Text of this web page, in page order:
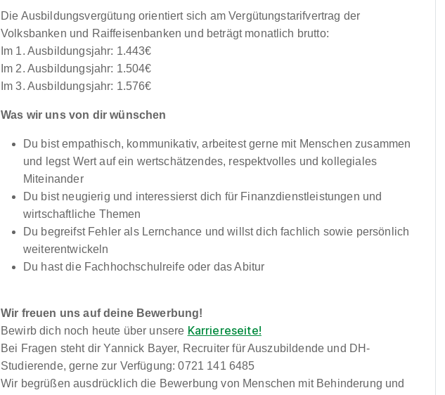
Die Ausbildungsvergütung orientiert sich am Vergütungstarifvertrag der
Volksbanken und Raiffeisenbanken und beträgt monatlich brutto:
Im 1. Ausbildungsjahr: 1.443€
Im 2. Ausbildungsjahr: 1.504€
Im 3. Ausbildungsjahr: 1.576€
Was wir uns von dir wünschen
Du bist empathisch, kommunikativ, arbeitest gerne mit Menschen zusammen
und legst Wert auf ein wertschätzendes, respektvolles und kollegiales
Miteinander
Du bist neugierig und interessierst dich für Finanzdienstleistungen und
wirtschaftliche Themen
Du begreifst Fehler als Lernchance und willst dich fachlich sowie persönlich
weiterentwickeln
Du hast die Fachhochschulreife oder das Abitur
Wir freuen uns auf deine Bewerbung!
Bewirb dich noch heute über unsere Karriereseite!
Bei Fragen steht dir Yannick Bayer, Recruiter für Auszubildende und DH-
Studierende, gerne zur Verfügung: 0721 141 6485
Wir begrüßen ausdrücklich die Bewerbung von Menschen mit Behinderung und